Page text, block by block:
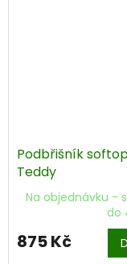
Podbřišník
Teddy
Na objednávku -
do
875 Kč